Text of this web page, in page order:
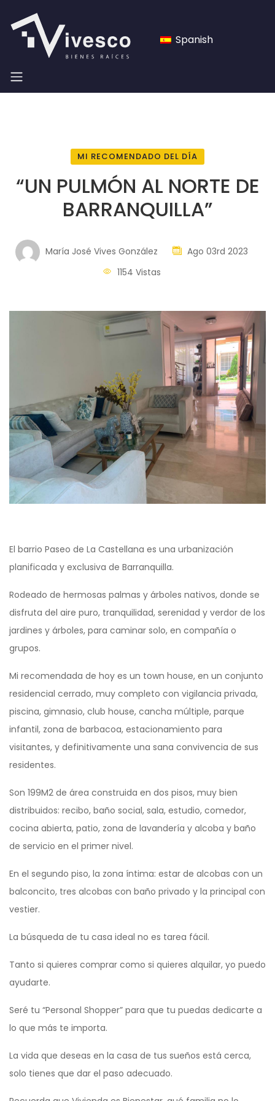
Spanish
MI RECOMENDADO DEL DÍA
“UN PULMÓN AL NORTE DE
BARRANQUILLA”
María José Vives González
Ago 03rd 2023
1154 Vistas
El barrio Paseo de La Castellana es una urbanización
planificada y exclusiva de Barranquilla.
Rodeado de hermosas palmas y árboles nativos, donde se
disfruta del aire puro, tranquilidad, serenidad y verdor de los
jardines y árboles, para caminar solo, en compañía o
grupos.
Mi recomendada de hoy es un town house, en un conjunto
residencial cerrado, muy completo con vigilancia privada,
piscina, gimnasio, club house, cancha múltiple, parque
infantil, zona de barbacoa, estacionamiento para
visitantes, y definitivamente una sana convivencia de sus
residentes.
Son 199M2 de área construida en dos pisos, muy bien
distribuidos: recibo, baño social, sala, estudio, comedor,
cocina abierta, patio, zona de lavandería y alcoba y baño
de servicio en el primer nivel.
En el segundo piso, la zona íntima: estar de alcobas con un
balconcito, tres alcobas con baño privado y la principal con
vestier.
La búsqueda de tu casa ideal no es tarea fácil.
Tanto si quieres comprar como si quieres alquilar, yo puedo
ayudarte.
Seré tu “Personal Shopper” para que tu puedas dedicarte a
lo que más te importa.
La vida que deseas en la casa de tus sueños está cerca,
solo tienes que dar el paso adecuado.